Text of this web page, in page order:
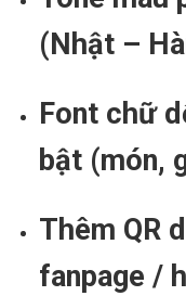
(Nhật –
Font chữ
bật (món,
Thêm QR
fanpage /